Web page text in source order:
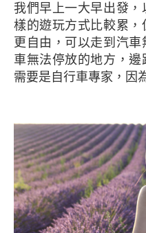
我們早上一大早出發
樣的遊玩方式比較累
更自由，可以走到汽
車無法停放的地方，
需要是自行車專家，因